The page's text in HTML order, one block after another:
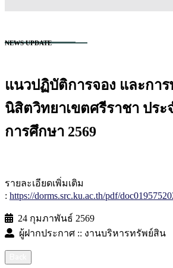
NEWS UPDATE
แนวปฏิบัติการจอง และกา
นิสิตวิทยาเขตศรีราชา ประ
การศึกษา 2569
รายละเอียดเพิ่มเติม
: https://dorms.src.ku.ac.th/pdf/
24 กุมภาพันธ์ 2569
ผู้ฝากประกาศ :: งานบริหารทรัพย์สิน